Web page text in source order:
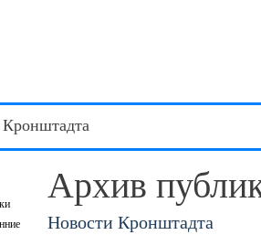
Архив
Новости Кронштадта